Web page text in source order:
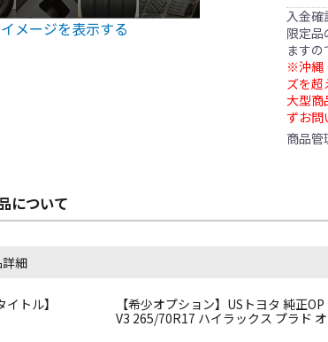
メージを表示する
入金確
限定品
ますの
※沖縄
ズを超
大型商
ずお問
商品管
について
細
イトル】
【希少オプション】USトヨタ 純正
V3 265/70R17 ハイラックス プラド